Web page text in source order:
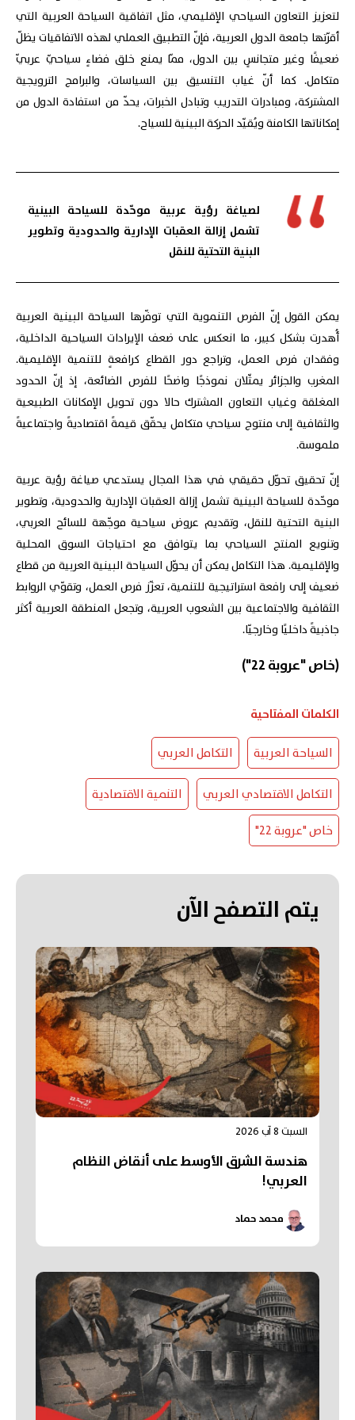
لتعزيز التعاون السياحي الإقليمي، مثل اتفاقية السياحة العربية التي
أقرّتها جامعة الدول العربية، فإنّ التطبيق العملي لهذه الاتفاقيات يظلّ
ضعيفًا وغير متجانسٍ بين الدول، ممّا يمنع خلق فضاءٍ سياحيّ عربيّ
متكامل. كما أنّ غياب التنسيق بين السياسات، والبرامج الترويجية
المشتركة، ومبادرات التدريب وتبادل الخبرات، يحدّ من استفادة الدول من
إمكاناتها الكامنة ويُقيّد الحركة البينية للسياح.
لصياغة رؤية عربية موحّدة للسياحة البينية
تشمل إزالة العقبات الإدارية والحدودية وتطوير
البنية التحتية للنقل
يمكن القول إنّ الفرص التنموية التي توفّرها السياحة البينية العربية
أُهدرت بشكل كبير، ما انعكس على ضعف الإيرادات السياحية الداخلية،
وفقدان فرص العمل، وتراجع دور القطاع كرافعةٍ للتنمية الإقليمية.
المغرب والجزائر يمثّلان نموذجًا واضحًا للفرص الضائعة، إذ إنّ الحدود
المغلقة وغياب التعاون المشترك حالا دون تحويل الإمكانات الطبيعية
والثقافية إلى منتوج سياحي متكامل يحقّق قيمةً اقتصاديةً واجتماعيةً
ملموسة.
إنّ تحقيق تحوّل حقيقي في هذا المجال يستدعي صياغة رؤية عربية
موحّدة للسياحة البينية تشمل إزالة العقبات الإدارية والحدودية، وتطوير
البنية التحتية للنقل، وتقديم عروض سياحية موجّهة للسائح العربي،
وتنويع المنتج السياحي بما يتوافق مع احتياجات السوق المحلية
والإقليمية. هذا التكامل يمكن أن يحوّل السياحة البينية العربية من قطاع
ضعيف إلى رافعة استراتيجية للتنمية، تعزّز فرص العمل، وتقوّي الروابط
الثقافية والاجتماعية بين الشعوب العربية، وتجعل المنطقة العربية أكثر
جاذبيةً داخليًا وخارجيّا.
(خاص "عروبة 22")
الكلمات المفتاحية
السياحة العربية التكامل العربي
التكامل الاقتصادي العربي
التنمية الاقتصادية
خاص "عروبة 22"
يتم التصفح الآن
السبت 8 آب 2026
هندسة الشرق الأوسط على أنقاض النظام
العربي!
محمد حماد